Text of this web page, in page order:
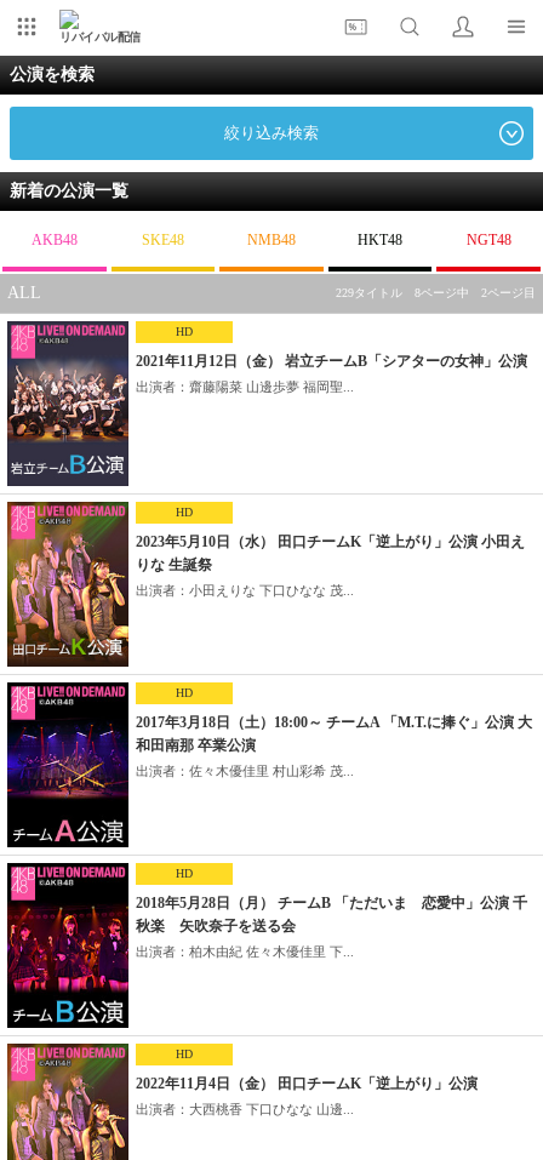
リバイバル配信
公演を検索
絞り込み検索
新着の公演一覧
AKB48 SKE48 NMB48 HKT48 NGT48
ALL 229タイトル 8ページ中 2ページ目
HD
2021年11月12日（金） 岩立チームB「シアターの女神」公演
出演者：齋藤陽菜 山邊歩夢 福岡聖...
HD
2023年5月10日（水） 田口チームK「逆上がり」公演 小田え
りな 生誕祭
出演者：小田えりな 下口ひなな 茂...
HD
2017年3月18日（土）18:00～ チームA 「M.T.に捧ぐ」公演 大
和田南那 卒業公演
出演者：佐々木優佳里 村山彩希 茂...
HD
2018年5月28日（月） チームB 「ただいま 恋愛中」公演 千
秋楽 矢吹奈子を送る会
出演者：柏木由紀 佐々木優佳里 下...
HD
2022年11月4日（金） 田口チームK「逆上がり」公演
出演者：大西桃香 下口ひなな 山邊...